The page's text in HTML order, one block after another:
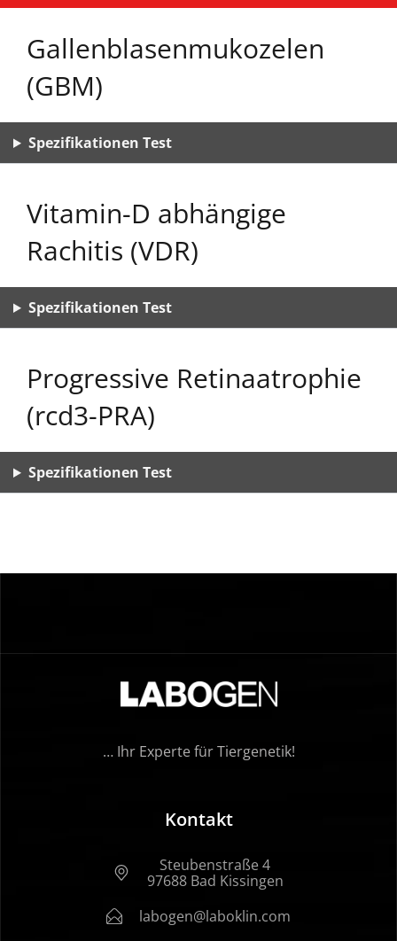
Gallenblasenmukozelen
(GBM)
Spezifikationen Test
Vitamin-D abhängige
Rachitis (VDR)
Spezifikationen Test
Progressive Retinaatrophie
(rcd3-PRA)
Spezifikationen Test
… Ihr Experte für Tiergenetik!
Kontakt
Steubenstraße 4
97688 Bad Kissingen
labogen@laboklin.com